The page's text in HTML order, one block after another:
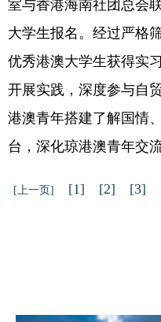
室与香港海南社团总会
大学生报名。经过严格
优秀港澳大学生获得实
开展实践，深度参与自
港澳青年搭建了解国情
台，深化琼港澳青年交
[上一页] [1] [2] [3]